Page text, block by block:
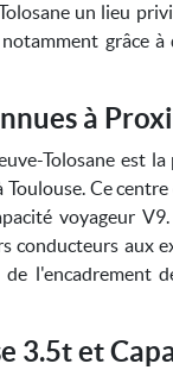
un lieu
grâce
à
Tolosane est
Ce
voyageur
conducteurs aux
3.5t et